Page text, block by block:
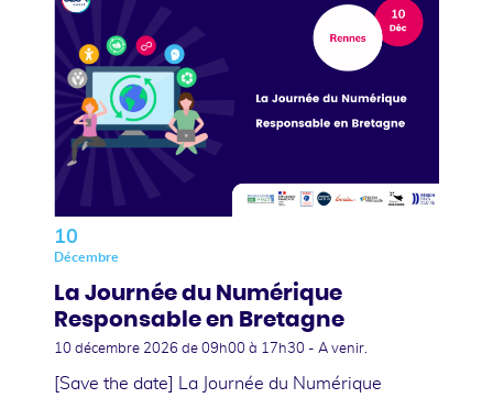
10
Décembre
La Journée du Numérique
Responsable en Bretagne
10 décembre 2026 de 09h00 à 17h30 - A venir.
[Save the date] La Journée du Numérique